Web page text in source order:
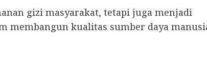
gizi masyarakat, tetapi juga menjadi
membangun kualitas sumber daya